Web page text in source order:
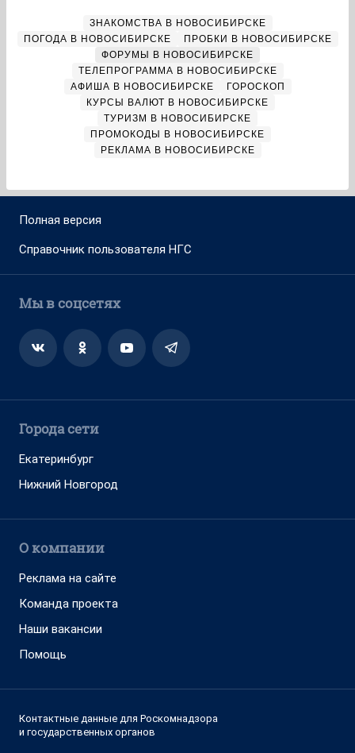
ЗНАКОМСТВА В НОВОСИБИРСКЕ
ПОГОДА В НОВОСИБИРСКЕ
ПРОБКИ В НОВОСИБИРСКЕ
ФОРУМЫ В НОВОСИБИРСКЕ
ТЕЛЕПРОГРАММА В НОВОСИБИРСКЕ
АФИША В НОВОСИБИРСКЕ
ГОРОСКОП
КУРСЫ ВАЛЮТ В НОВОСИБИРСКЕ
ТУРИЗМ В НОВОСИБИРСКЕ
ПРОМОКОДЫ В НОВОСИБИРСКЕ
РЕКЛАМА В НОВОСИБИРСКЕ
Полная версия
Справочник пользователя НГС
Мы в соцсетях
Города сети
Екатеринбург
Нижний Новгород
О компании
Реклама на сайте
Команда проекта
Наши вакансии
Помощь
Контактные данные для Роскомнадзора
и государственных органов